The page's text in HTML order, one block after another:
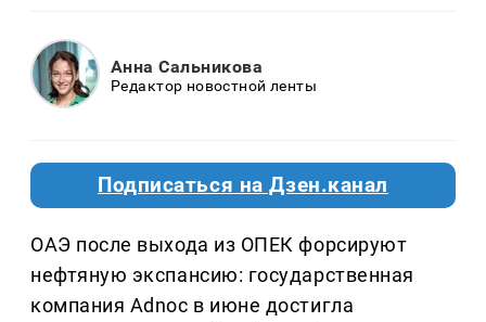
Анна Сальникова
Редактор новостной ленты
Подписаться на Дзен.канал
ОАЭ после выхода из ОПЕК форсируют
нефтяную экспансию: государственная
компания Adnoc в июне достигла